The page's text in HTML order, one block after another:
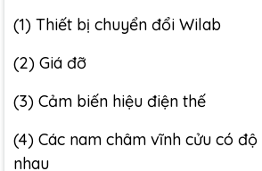
(1) Thiết bị chuyển đổi Wilab
(2) Giá đỡ
(3) Cảm biến hiệu điện thế
(4) Các nam châm vĩnh cửu có
nhau